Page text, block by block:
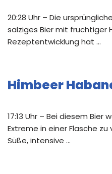
20:28 Uhr – Die
salziges Bier mit fruchtiger
Rezeptentwicklung hat …
Himbeer
17:13 Uhr – Bei diesem Bier
Extreme in einer Flasche
Süße, intensive …